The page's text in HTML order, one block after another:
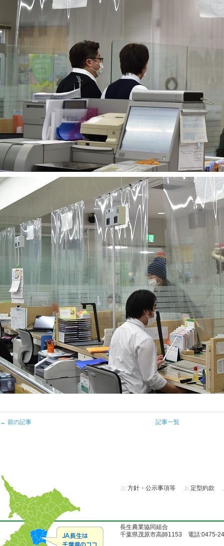
← 前の記事 記事一覧
方針・公示事項等 定型約款
長生農業協同組合
千葉県茂原市高師1153 電話:0475-